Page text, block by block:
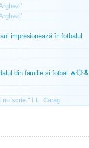
impresionează în fotbalul
din familie și fotbal 🔥💥🔝
nu scrie." I.L. Carag